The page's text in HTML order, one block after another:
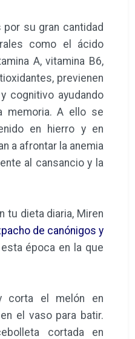
por su gran cantidad
como el ácido
A, vitamina B6,
previenen
cognitivo ayudando
memoria. A ello se
en hierro y en
a afrontar la anemia
al cansancio y la
dieta diaria, Miren
de canónigos y
época en la que
el melón en
el vaso para batir.
cortada en